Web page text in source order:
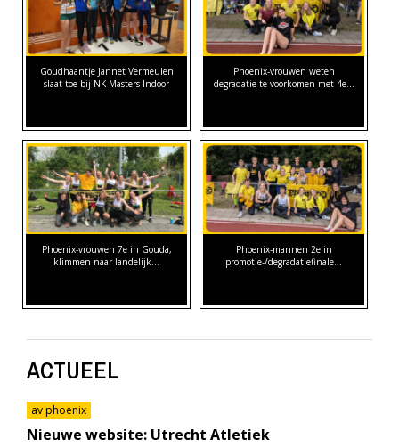
Goudhaantje Jannet Vermeulen
slaat toe bij NK Masters Indoor
Phoenix-vrouwen weten
degradatie te voorkomen met 4e…
Phoenix-vrouwen 7e in Gouda,
klimmen naar landelijk…
Phoenix-mannen 2e in
promotie-/degradatiefinale…
ACTUEEL
av phoenix
Nieuwe website: Utrecht Atletiek